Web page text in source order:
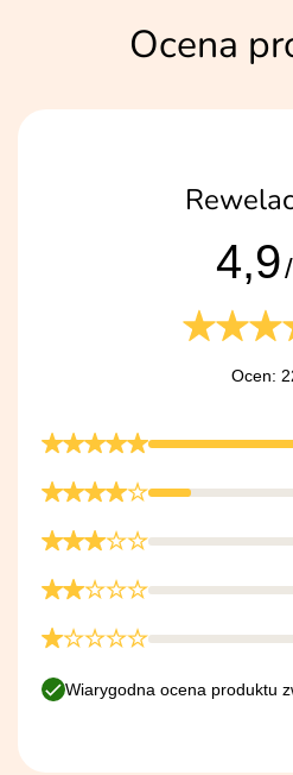
Ocena
4,9
Ocen:
Wiarygodna ocena produktu